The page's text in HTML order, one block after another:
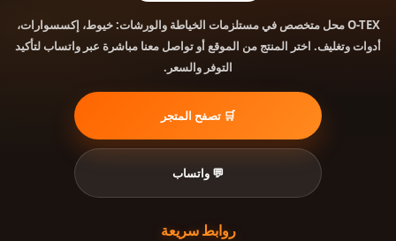
O-TEXمحل متخصص في مستلزمات الخياطة والورشات: خيوط، إكسسوارات،
أدوات وتغليف. اختر المنتج من الموقع أو تواصل معنا مباشرة عبر واتساب لتأكيد
التوفر والسعر.
🛒 تصفح المتجر
💬 واتساب
روابط سريعة